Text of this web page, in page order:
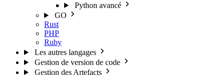
Python avancé
GO
Rust
PHP
Ruby
Les autres langages
Gestion de version de code
Gestion des Artefacts